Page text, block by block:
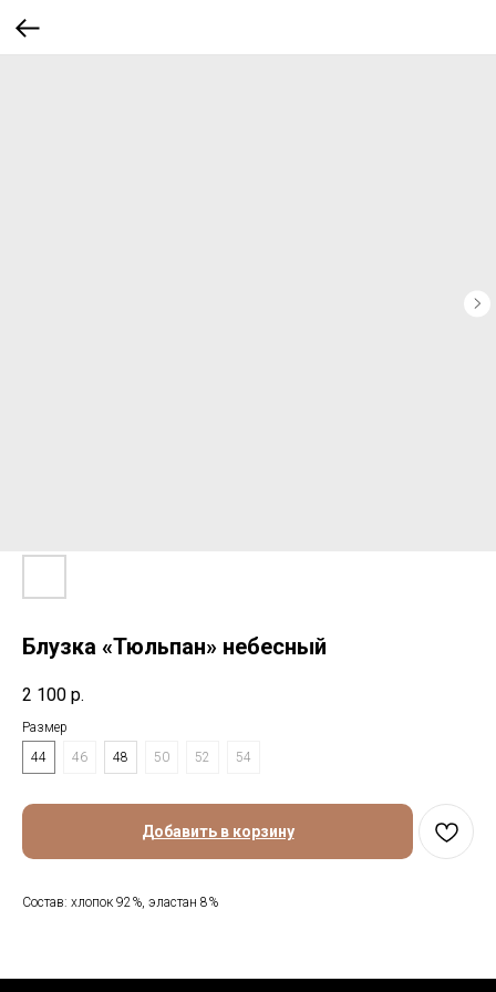
Блузка «Тюльпан» небесный
2 100 р.
Размер
44
46 48 50 52 54
Добавить в корзину
Состав: хлопок 92%, эластан 8%